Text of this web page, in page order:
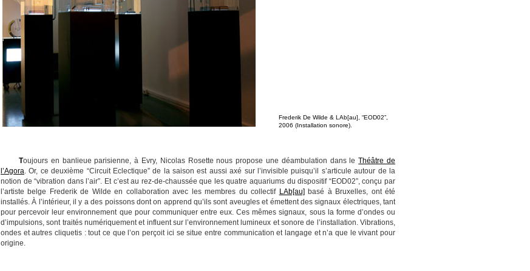
Frederik De Wilde & LAb[au], “EOD02”,
2006 (Installation sonore).
Toujours en banlieue parisienne, à Evry, Nicolas Rosette nous propose une déambulation dans leThéâtre de
l’Agora. Or, ce deuxième “Circuit Eclectique” de la saison est aussi axé sur l’invisible puisqu’il s’articule autour de la
notion de “vibration dans l’air”. Et c’est au rez-de-chaussée que les quatre aquariums du dispositif “EOD02”, conçu par
l’artiste belge Frederik de Wilde en collaboration avec les membres du collectif LAb[au] basé à Bruxelles, ont été
installés. À l’intérieur, il y a des poissons dont on apprend qu’ils sont aveugles et émettent des signaux électriques, tant
pour percevoir leur environnement que pour communiquer entre eux. Ces mêmes signaux, sous la forme d’ondes ou
d’impulsions, sont traités numériquement et influent sur l’environnement lumineux et sonore de l’installation. Vibrations,
ondes et autres cliquetis : tout ce que l’on perçoit ici se situe entre communication et langage et n’a que le vivant pour
origine.